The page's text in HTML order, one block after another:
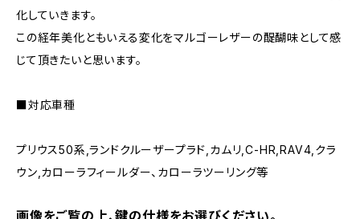
化していきます。
この経年美化ともいえる変化をマルゴーレザーの醍醐味として感
じて頂きたいと思います。
■対応車種
プリウス50系,ランドクルーザープラド,カムリ,C-HR,RAV4,クラ
ウン,カローラフィールダー、カローラツーリング等
画像をご覧の上、鍵の仕様をお選びください。